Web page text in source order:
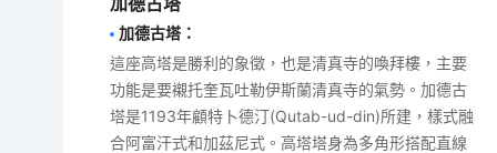
加德古塔 ：
這座高塔是勝利的象徵，也是清真寺的喚拜樓，主要
功能是要襯托奎瓦吐勒伊斯蘭清真寺的氣勢。加德古
塔是1193年顧特卜德汀(Qutab-ud-din)所建，樣式融
合阿富汗式和加茲尼式。高塔塔身為多角形搭配直線